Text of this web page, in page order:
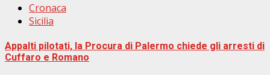
Cronaca
Sicilia
Appalti pilotati, la Procura di Palermo chiede gli arresti di
Cuffaro e Romano